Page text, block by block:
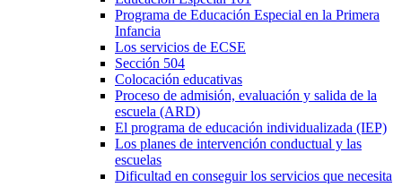
Programa de Educación Especial en la Primera
Infancia
Los servicios de ECSE
Sección 504
Colocación educativas
Proceso de admisión, evaluación y salida de la
escuela (ARD)
El programa de educación individualizada (IEP)
Los planes de intervención conductual y las
escuelas
Dificultad en conseguir los servicios que necesita